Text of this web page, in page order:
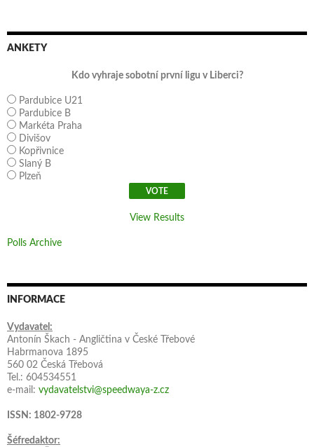
ANKETY
Kdo vyhraje sobotní první ligu v Liberci?
Pardubice U21
Pardubice B
Markéta Praha
Divišov
Kopřivnice
Slaný B
Plzeň
View Results
Polls Archive
INFORMACE
Vydavatel:
Antonín Škach - Angličtina v České Třebové
Habrmanova 1895
560 02 Česká Třebová
Tel.: 604534551
e-mail: vydavatelstvi@speedwaya-z.cz
ISSN: 1802-9728
Šéfredaktor: